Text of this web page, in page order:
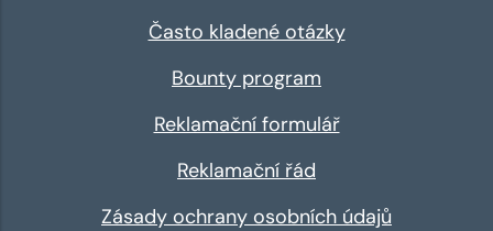
Často kladené otázky
Bounty program
Reklamační formulář
Reklamační řád
Zásady ochrany osobních údajů